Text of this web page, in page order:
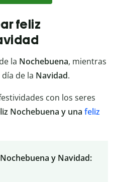
feliz
la Nochebuena, mientras
día de la Navidad.
con los seres
Nochebuena y una feliz
y Navidad: